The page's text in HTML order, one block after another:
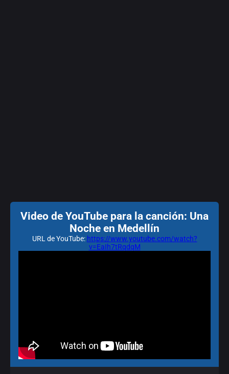
Video de YouTube para la canción: Una
Noche en Medellín
URL de YouTube: https://www.youtube.com/watch?
v=EaIh7tRqdqM